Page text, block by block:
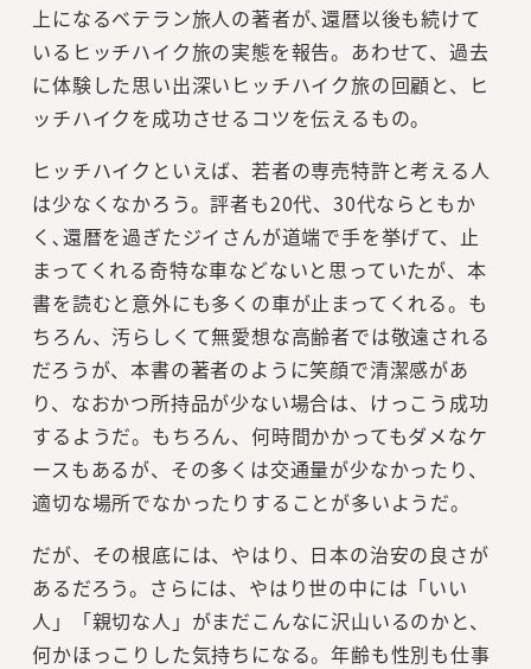
上になるベテラン旅人の著者が､還暦以後も続けて
いるヒッチハイク旅の実態を報告。あわせて、過去
に体験した思い出深いヒッチハイク旅の回顧と、ヒ
ッチハイクを成功させるコツを伝えるもの。
ヒッチハイクといえば、若者の専売特許と考える人
は少なくなかろう。評者も20代、30代ならともか
く､還暦を過ぎたジイさんが道端で手を挙げて、止
まってくれる奇特な車などないと思っていたが、本
書を読むと意外にも多くの車が止まってくれる。も
ちろん、汚らしくて無愛想な高齢者では敬遠される
だろうが、本書の著者のように笑顔で清潔感があ
り、なおかつ所持品が少ない場合は、けっこう成功
するようだ。もちろん、何時間かかってもダメなケ
ースもあるが、その多くは交通量が少なかったり、
適切な場所でなかったりすることが多いようだ。
だが、その根底には、やはり、日本の治安の良さが
あるだろう。さらには、やはり世の中には「いい
人」「親切な人」がまだこんなに沢山いるのかと、
何かほっこりした気持ちになる。年齢も性別も仕事